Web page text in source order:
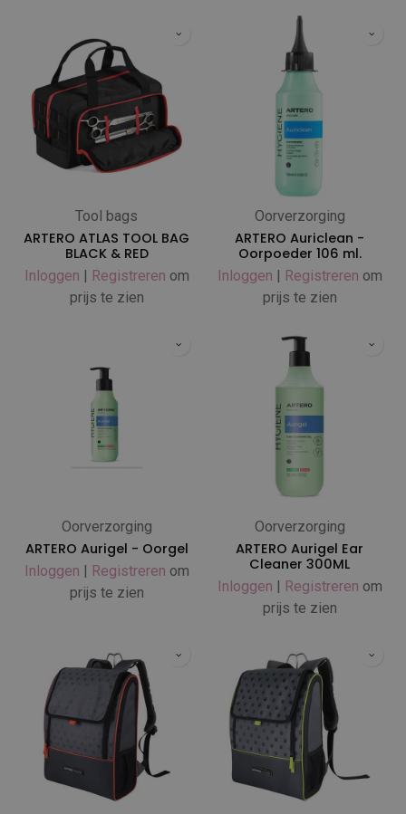
Tool bags
ARTERO ATLAS TOOL BAG
BLACK & RED
Inloggen | Registreren om
prijs te zien
Oorverzorging
ARTERO Auriclean -
Oorpoeder 106 ml.
Inloggen | Registreren om
prijs te zien
Oorverzorging
ARTERO Aurigel - Oorgel
Inloggen | Registreren om
prijs te zien
Oorverzorging
ARTERO Aurigel Ear
Cleaner 300ML
Inloggen | Registreren om
prijs te zien